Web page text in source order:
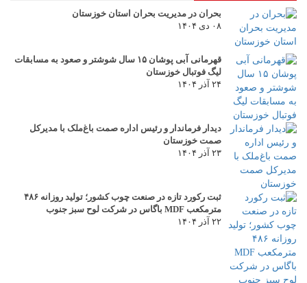
بحران در مدیریت بحران استان خوزستان
۰۸ دی ۱۴۰۴
قهرمانی آبی پوشان ۱۵ سال شوشتر و صعود به مسابقات
لیگ فوتبال خوزستان
۲۴ آذر ۱۴۰۴
دیدار فرماندار و رئیس اداره صمت باغ‌ملک با مدیرکل
صمت خوزستان
۲۳ آذر ۱۴۰۴
ثبت رکورد تازه در صنعت چوب کشور؛ تولید روزانه ۴۸۶
مترمکعب MDF باگاس در شرکت لوح سبز جنوب
۲۲ آذر ۱۴۰۴